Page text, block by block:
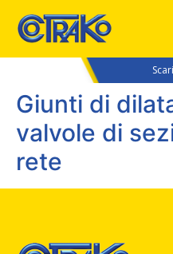
Giunti di
valvole di
rete